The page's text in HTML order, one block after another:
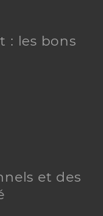
: les bons
et des